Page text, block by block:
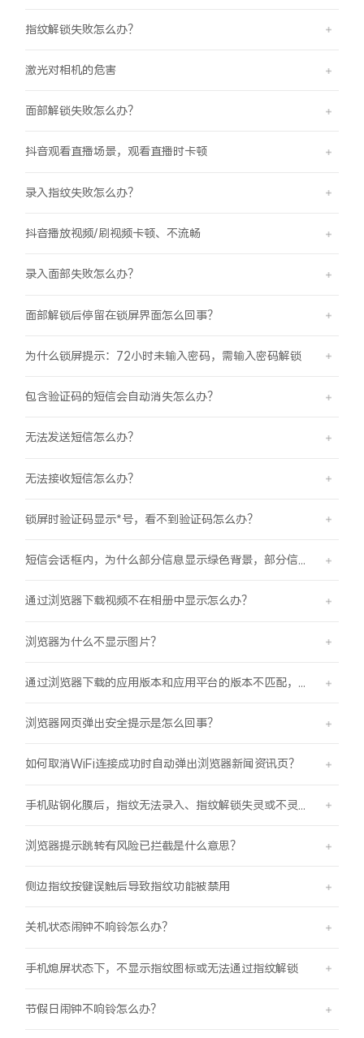
指纹解锁失败怎么办？
激光对相机的危害
面部解锁失败怎么办？
抖音观看直播场景，观看直播时卡顿
录入指纹失败怎么办？
抖音播放视频/刷视频卡顿、不流畅
录入面部失败怎么办？
面部解锁后停留在锁屏界面怎么回事？
为什么锁屏提示：72小时未输入密码，需输入密码解锁
包含验证码的短信会自动消失怎么办？
无法发送短信怎么办？
无法接收短信怎么办？
锁屏时验证码显示*号，看不到验证码怎么办？
通过浏览器下载视频不在相册中显示怎么办？
浏览器为什么不显示图片？
浏览器网页弹出安全提示是怎么回事？
如何取消WiFi连接成功时自动弹出浏览器新闻资讯页？
浏览器提示跳转有风险已拦截是什么意思？
侧边指纹按键误触后导致指纹功能被禁用
关机状态闹钟不响铃怎么办？
手机熄屏状态下，不显示指纹图标或无法通过指纹解锁
节假日闹钟不响铃怎么办？